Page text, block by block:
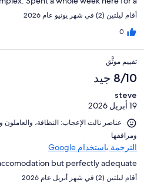
also travelled easily into the city to
sites and saved a tonne of money at
to other alternatives. We loved it!
أقام ليلتين (2) في شهر يونيو عام 2026
0
تقييم موثَّق
8/10 جيد
steve
19 أبريل 2026
ومرافقها⁩
الترجمة باستخدام Google
but perfectly adequate
أقام ليلتين (2) في شهر أبريل عام 2026